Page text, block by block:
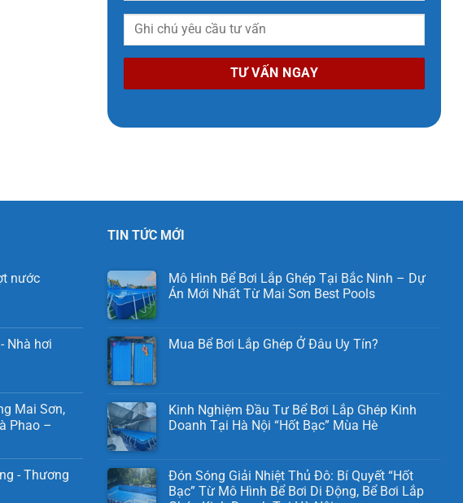
nước
Nhà hơi
Mai Sơn,
Phao –
- Thương
TIN TỨC MỚI
Mô Hình Bể Bơi Lắp Ghép Tại Bắc Ninh – Dự
Án Mới Nhất Từ Mai Sơn Best Pools
Mua Bể Bơi Lắp Ghép Ở Đâu Uy Tín?
Kinh Nghiệm Đầu Tư Bể Bơi Lắp Ghép Kinh
Doanh Tại Hà Nội “Hốt Bạc” Mùa Hè
Đón Sóng Giải Nhiệt Thủ Đô: Bí Quyết “Hốt
Bạc” Từ Mô Hình Bể Bơi Di Động, Bể Bơi Lắp